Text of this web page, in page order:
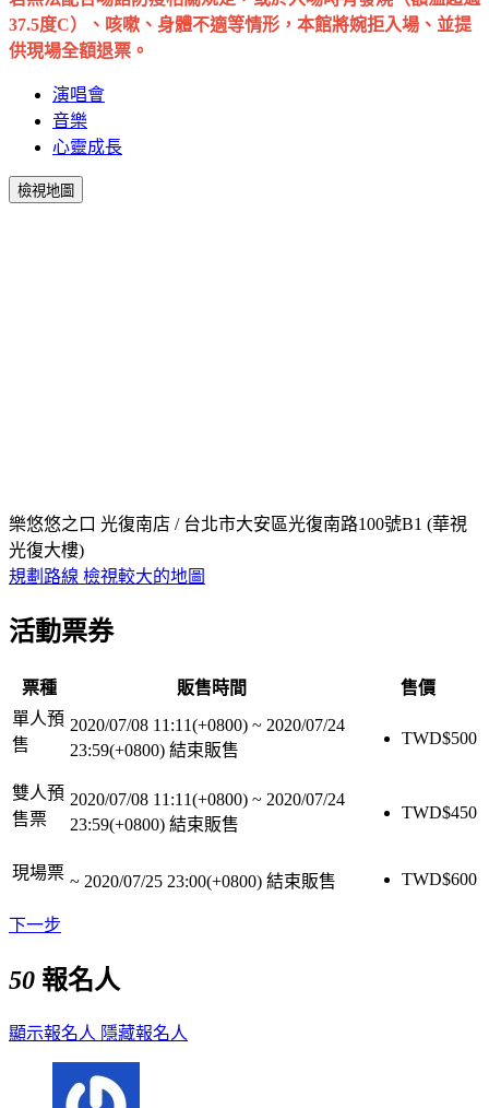
37.5度C）、咳嗽、身體不適等情形，本館將婉拒入場、並提
供現場全額退票。
演唱會
音樂
心靈成長
檢視地圖
樂悠悠之口 光復南店 / 台北市大安區光復南路100號B1 (華視
光復大樓)
規劃路線 檢視較大的地圖
活動票券
票種 販售時間
售價
單人預
售
2020/07/08 11:11(+0800) ~ 2020/07/24
23:59(+0800) 結束販售
TWD$500
雙人預
售票
2020/07/08 11:11(+0800) ~ 2020/07/24
23:59(+0800) 結束販售
TWD$450
現場票 ~ 2020/07/25 23:00(+0800) 結束販售 TWD$600
下一步
50 報名人
顯示報名人 隱藏報名人